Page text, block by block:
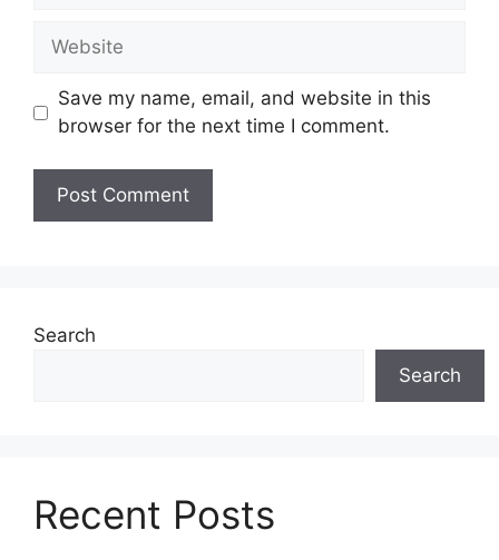
Website
Save my name, email, and website in this
browser for the next time I comment.
Search
Search
Recent Posts